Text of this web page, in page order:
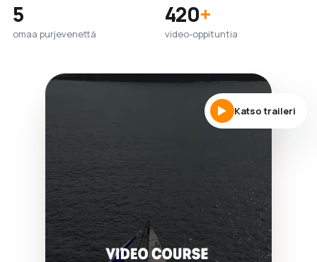
5
omaa purjevenettä
420+
video-oppituntia
Katso traileri